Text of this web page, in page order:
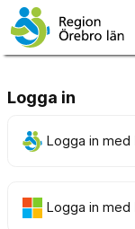
Logga in
Logga in med
Logga in med